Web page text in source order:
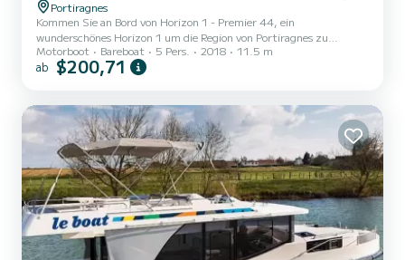
Portiragnes
Kommen Sie an Bord von Horizon 1 - Premier 44, ein
wunderschönes Horizon 1 um die Region von Portiragnes zu
entdecken. Das Motorboot wurde 2018 gebaut und verspricht
hohen Komfort auf See. Das Boot hat 2 Kabinen mit allem Komfort
Urlaub auf dem Wasser in der Umgebung von Portiragnes zu
verbringen. Für Ihren Komfort verfügt Horizon 1 - Premier 44 über
1 Toiletten...
Motorboot Bareboat 5 Pers. 2018 11.5 m
ab $200,71